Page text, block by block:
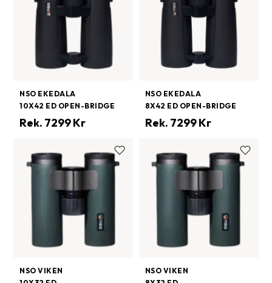
NSO EKEDALA
10X42 ED OPEN-BRIDGE
Rek. 7299Kr
NSO EKEDALA
8X42 ED OPEN-BRIDGE
Rek. 7299Kr
NSO VIKEN
NSO VIKEN